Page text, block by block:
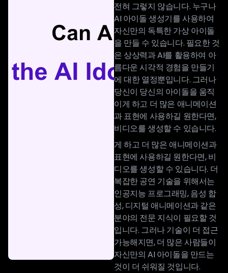
전혀 그렇지 않습니다. 누구나
AI 아이돌 생성기를 사용하여
자신만의 독특한 가상 아이돌
을 만들 수 있습니다. 필요한 것
은 상상력과 AI를 활용하여 아
름다운 시각적 경험을 만들기
에 대한 열정뿐입니다. 그러나
당신이 당신의 아이돌을 움직
이게 하고 더 많은 애니메이션
과 표현에 사용하길 원한다면,
비디오를 생성할 수 있습니다.
게 하고 더 많은 애니메이션과
표현에 사용하길 원한다면, 비
디오를 생성할 수 있습니다. 더
복잡한 공연 기술을 위해서는
인공지능 프로그래밍, 음성 합
성, 디지털 애니메이션과 같은
분야의 전문 지식이 필요할 것
입니다. 그러나 기술이 더 접근
가능해지면, 더 많은 사람들이
자신만의 AI 아이돌을 만드는
것이 더 쉬워질 것입니다.